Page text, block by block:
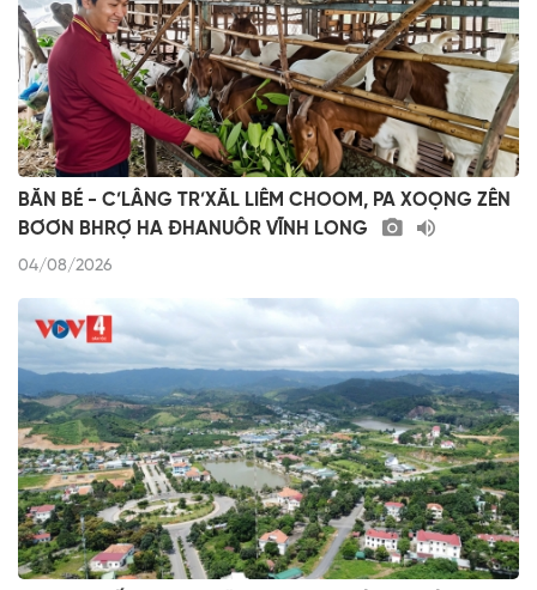
BĂN BÉ - C’LÂNG TR’XĂL LIÊM CHOOM, PA XOỌNG ZÊN
BƠƠN BHRỢ HA ĐHANUÔR VĨNH LONG
04/08/2026